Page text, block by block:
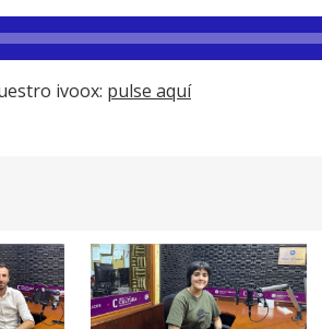
ivoox: pulse aquí